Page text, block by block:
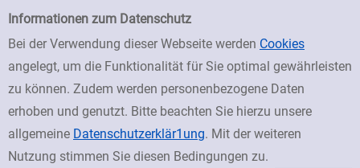
Einfache Suche
Informationen zum Datenschutz
Bei der Verwendung dieser Webseite werden Cookies
angelegt, um die Funktionalität für Sie optimal gewährleisten
zu können. Zudem werden personenbezogene Daten
erhoben und genutzt. Bitte beachten Sie hierzu unsere
allgemeine Datenschutzerklär1ung. Mit der weiteren
Nutzung stimmen Sie diesen Bedingungen zu.
zur Navigation springen
zum Inhalt springen
Zu den Suchfiltern springen
Zur Trefferliste springen